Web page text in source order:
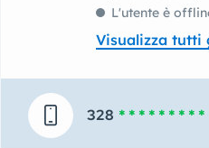
L'utente è
Visualizza tutti
328 * * * * * * * * *